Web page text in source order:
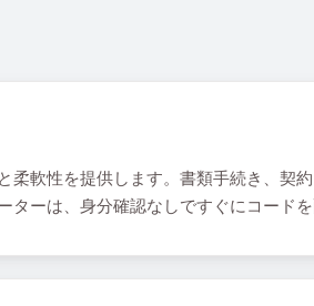
軟性を提供します。書類手続き、契
ーは、身分確認なしですぐにコードを